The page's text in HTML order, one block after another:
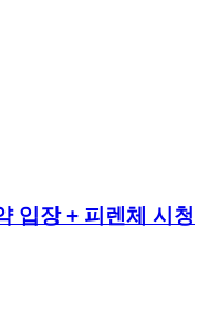
입장 + 피렌체 시청